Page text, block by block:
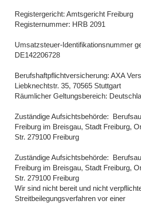
Registergericht: Amtsgericht Freiburg
Registernummer: HRB 2091
Umsatzsteuer-Identifikationsnummer
DE142206728
Berufshaftpflichtversicherung: AXA
Liebknechtstr. 35, 70565 Stuttgart
Räumlicher Geltungsbereich:
Zuständige Aufsichtsbehörde:
Freiburg im Breisgau, Stadt Freiburg,
Str. 279100 Freiburg
Zuständige Aufsichtsbehörde:
Freiburg im Breisgau, Stadt Freiburg,
Str. 279100 Freiburg
Wir sind nicht bereit und nicht
Streitbeilegungsverfahren vor einer